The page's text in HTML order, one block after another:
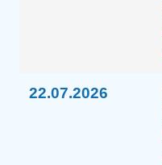
22.07.2026